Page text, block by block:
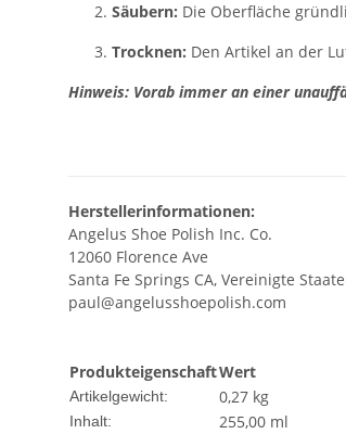
Säubern: Die Oberfläche
Trocknen: Den Artikel an der
Hinweis: Vorab immer an einer
Herstellerinformationen:
Angelus Shoe Polish Inc. Co.
12060 Florence Ave
Santa Fe Springs CA, Vereinigte
paul@angelusshoepolish.com
ProdukteigenschaftWert
Artikelgewicht: 0,27 kg
Inhalt: 255,00 ml